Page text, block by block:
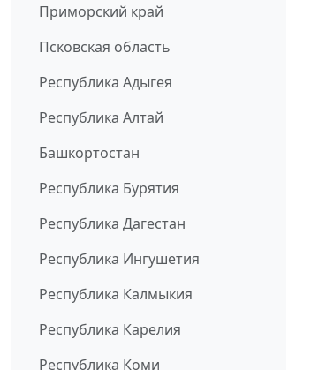
Приморский край
Псковская область
Республика Адыгея
Республика Алтай
Башкортостан
Республика Бурятия
Республика Дагестан
Республика Ингушетия
Республика Калмыкия
Республика Карелия
Республика Коми